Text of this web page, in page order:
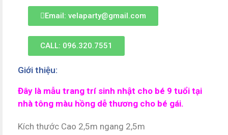
Email: velaparty@gmail.com
CALL: 096.320.7551
Giới thiệu:
Đây là mẫu trang trí sinh nhật cho bé 9 tuổi tại
nhà tông màu hồng dễ thương cho bé gái.
Kích thước Cao 2,5m ngang 2,5m